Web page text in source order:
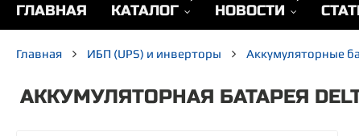
ГЛАВНАЯ КАТАЛОГ НОВОСТИ
Главная ИБП (UPS) и инверторы Аккумуляторные
АККУМУЛЯТОРНАЯ БАТАРЕЯ